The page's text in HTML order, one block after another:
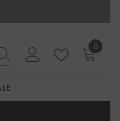
0
0